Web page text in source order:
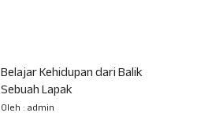
Belajar Kehidupan dari Balik
Sebuah Lapak
Oleh : admin